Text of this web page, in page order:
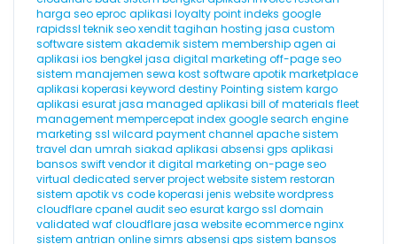
harga seoeproc aplikasi loyalty pointindeks google
rapidssl teknik seoxendittagihan hosting jasa custom
softwaresistem akademiksistem membershipagen ai
aplikasi ios bengkel jasa digital marketing off-page seo
sistem manajemen sewa kostsoftware apotikmarketplace
aplikasi koperasi keyword destinyPointing sistem kargo
aplikasi esuratjasa managed aplikasi bill of materials fleet
managementmempercepat index googlesearch engine
marketing ssl wilcard payment channel apachesistem
travel dan umrah siakad aplikasi absensi gps aplikasi
bansos swiftvendor itdigital marketing on-page seo
virtual dedicated serverproject websitesistem restoran
sistem apotikvs codekoperasi jenis websitewordpress
cloudflarecpanel audit seoesuratkargossl domain
validated waf cloudflarejasa website ecommercenginx
sistem antrian onlinesimrs absensi gps sistem bansos